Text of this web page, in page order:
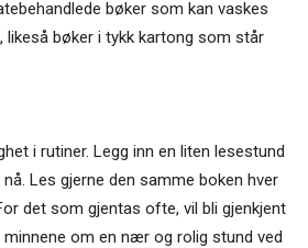
bøker som kan vaskes
likeså bøker i tykk kartong som står
i rutiner. Legg inn en liten lesestund
Les gjerne den samme boken hver
det som gjentas ofte, vil bli gjenkjent
minnene om en nær og rolig stund ved